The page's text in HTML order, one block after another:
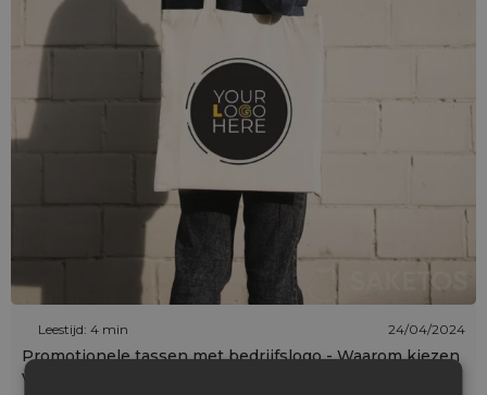
Leestijd: 4 min 24/04/2024
Promotionele tassen met bedrijfslogo - Waarom kiezen
voor een Europese fabrikant?